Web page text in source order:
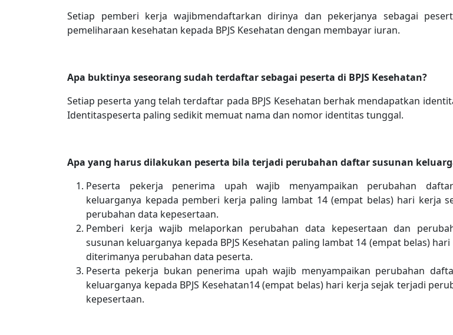
Setiap pemberi kerja wajibmendaftarkan dirinya dan pekerjanya sebagai
pemeliharaan kesehatan kepada BPJS Kesehatan dengan membayar iuran.
Apa buktinya seseorang sudah terdaftar sebagai peserta di BPJS Kesehatan?
Setiap peserta yang telah terdaftar pada BPJS Kesehatan berhak mendapatkan
Identitaspeserta paling sedikit memuat nama dan nomor identitas tunggal.
Apa yang harus dilakukan peserta bila terjadi perubahan daftar susunan
Peserta pekerja penerima upah wajib menyampaikan perubahan
keluarganya kepada pemberi kerja paling lambat 14 (empat belas) hari kerja
perubahan data kepesertaan.
Pemberi kerja wajib melaporkan perubahan data kepesertaan dan
susunan keluarganya kepada BPJS Kesehatan paling lambat 14 (empat belas)
diterimanya perubahan data peserta.
Peserta pekerja bukan penerima upah wajib menyampaikan perubahan
keluarganya kepada BPJS Kesehatan14 (empat belas) hari kerja sejak terjadi
kepesertaan.